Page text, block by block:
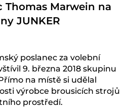
Thomas Marwein na
JUNKER
poslanec za volební
9. března 2018 skupinu
na místě si udělal
výrobce brousicích strojů
prostředí.